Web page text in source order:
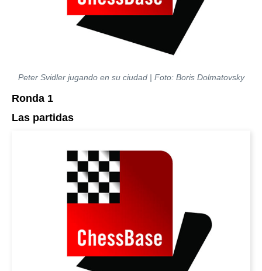
Peter Svidler jugando en su ciudad | Foto: Boris Dolmatovsky
Ronda 1
Las partidas